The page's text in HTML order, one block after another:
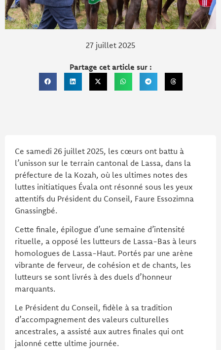
27 juillet 2025
Partage cet article sur :
Ce samedi 26 juillet 2025, les cœurs ont battu à
l’unisson sur le terrain cantonal de Lassa, dans la
préfecture de la Kozah, où les ultimes notes des
luttes initiatiques Évala ont résonné sous les yeux
attentifs du Président du Conseil, Faure Essozimna
Gnassingbé.
Cette finale, épilogue d’une semaine d’intensité
rituelle, a opposé les lutteurs de Lassa-Bas à leurs
homologues de Lassa-Haut. Portés par une arène
vibrante de ferveur, de cohésion et de chants, les
lutteurs se sont livrés à des duels d’honneur
marquants.
Le Président du Conseil, fidèle à sa tradition
d’accompagnement des valeurs culturelles
ancestrales, a assisté aux autres finales qui ont
jalonné cette ultime journée.